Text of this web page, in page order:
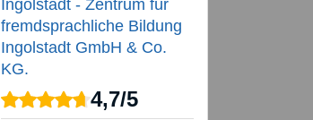
Ingolstadt - Zentrum für
fremdsprachliche Bildung
Ingolstadt GmbH & Co.
KG.
4,7/5